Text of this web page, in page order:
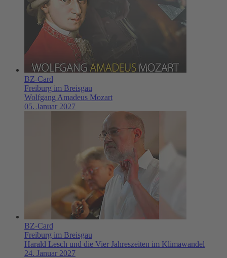
BZ-Card
Freiburg im Breisgau
Wolfgang Amadeus Mozart
05. Januar 2027
BZ-Card
Freiburg im Breisgau
Harald Lesch und die Vier Jahreszeiten im Klimawandel
24. Januar 2027